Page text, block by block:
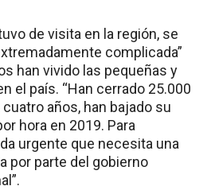
de visita en la región, se
complicada”
han vivido las pequeñas y
el país. “Han cerrado 25.000
años, han bajado su
hora en 2019. Para
urgente que necesita una
por parte del gobierno